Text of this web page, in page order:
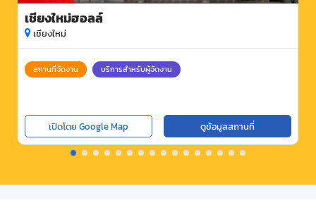
เชียงใหม่ฮอลล์
เชียงใหม่
สถานที่จัดงาน บริการสำหรับผู้จัดงาน
เปิดโดย Google Map ดูข้อมูลสถานที่